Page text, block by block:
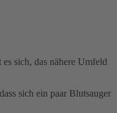
sich, das nähere Umfeld
sich ein paar Blutsauger